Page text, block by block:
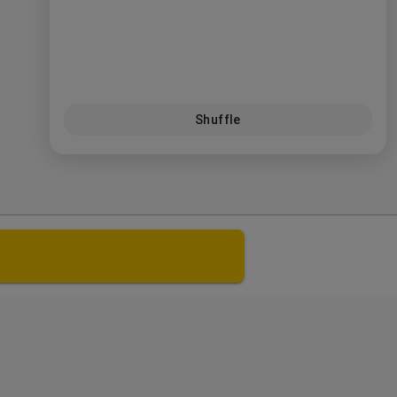
Shuffle